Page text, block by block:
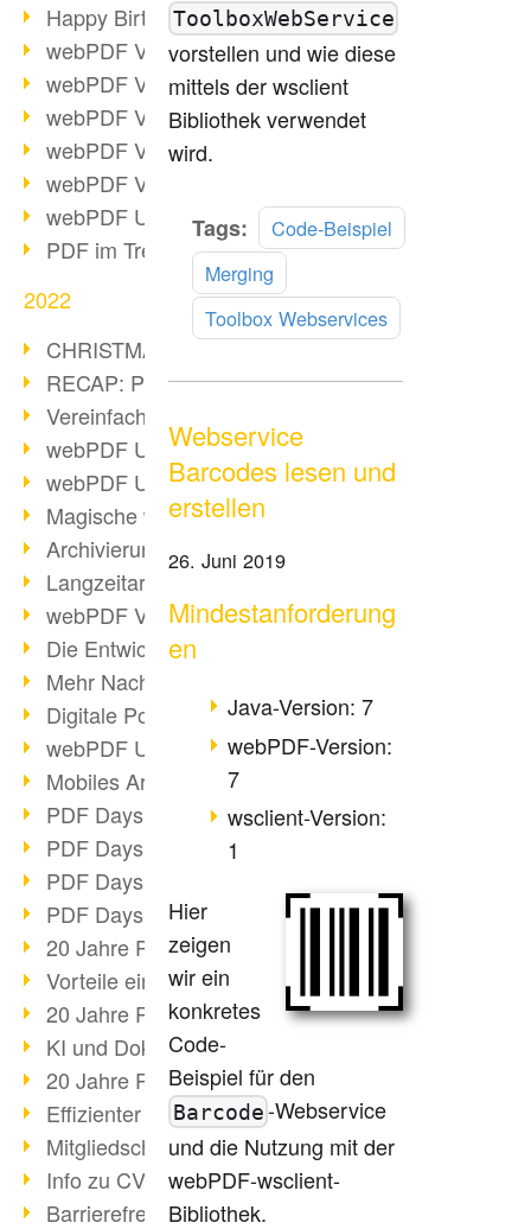
Happy Birthday, PDF!
webPDF Video-Session 4
webPDF Video-Session 3
webPDF Video-Session 2
webPDF Video-Session 1
webPDF Video-Session Termine
webPDF Update 9.0.0.2843
PDF im Trend
2022
CHRISTMAS 2022 loading
RECAP: PDF Days Europe 2022
Vereinfachung Personalprozesse
webPDF Update 8.0.0.2727
webPDF Update 9.0.0.2732
Magische webPDF Version 9
Archivierung: Aufbewahrungsfristen
Langzeitarchivierung mit PDF/A
webPDF Video - Behind the Scenes
Die Entwicklung von PDF/X
Mehr Nachhaltigkeit durch PDF
Digitale Post als PDF/A
webPDF Update 8.0.0.2531
Mobiles Arbeiten mit PDF
PDF Days 2022 Themenblock 3
PDF Days 2022 Themenblock 2
PDF Days 2022 Themenblock 1
PDF Days Europe 2022
20 Jahre PDF/X (Teil 3)
Vorteile einer PDF-Businesslösung
20 Jahre PDF/X (Teil 2)
KI und Dokumenten-Management
20 Jahre PDF/X (Teil 1)
Effizienter Dokumenten Workflow
Mitgliedschaft PDF Association
Info zu CVE-2022-22965
Barrierefreiheit mehr als Inklusion
ToolboxWebService
vorstellen und wie diese
mittels der wsclient
Bibliothek verwendet
wird.
Tags:
Code-Beispiel
Merging
Toolbox Webservices
Webservice
Barcodes lesen und
erstellen
26. Juni 2019
Mindestanforderung
en
Java-Version: 7
webPDF-Version:
7
wsclient-Version:
1
Hier
zeigen
wir ein
konkretes
Code-
Beispiel für den
Barcode-Webservice
und die Nutzung mit der
webPDF-wsclient-
Bibliothek.